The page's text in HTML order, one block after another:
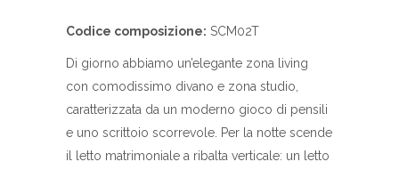
Codice composizione: SCM02T
Di giorno abbiamo un’elegante zona living
con comodissimo divano e zona studio,
caratterizzata da un moderno gioco di pensili
e uno scrittoio scorrevole. Per la notte scende
il letto matrimoniale a ribalta verticale: un letto